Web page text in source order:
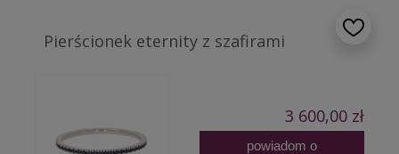
Pierścionek eternity z szafirami
3 600,00 zł
powiadom o